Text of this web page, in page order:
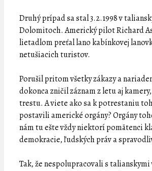
Druhý prípad sa stal 3.2.1998 v
Dolomitoch. Americký pilot Richard
lietadlom preťal lano kabínkovej
netušiacich turistov.
Porušil pritom všetky zákazy a
dokonca zničil záznam z letu aj
trestu. A viete ako sa k potrestaniu
postavili americké orgány? Orgány
nám tu ešte vždy niektorí pomätenci
demokracie, ľudských práv a
Tak, že nespolupracovali s